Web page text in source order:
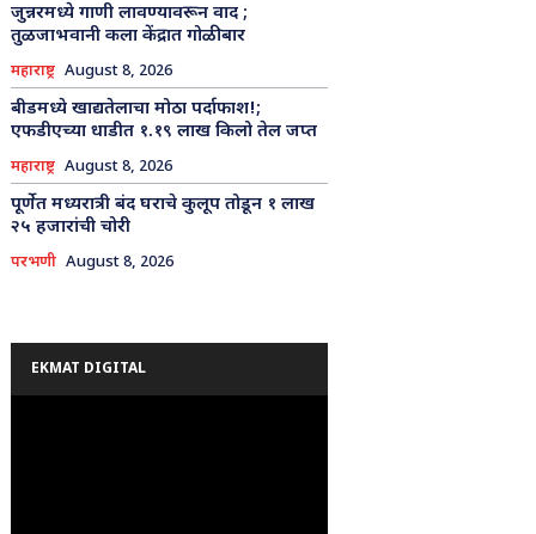
जुन्नरमध्ये गाणी लावण्यावरून वाद ;
तुळजाभवानी कला केंद्रात गोळीबार
महाराष्ट्र August 8, 2026
बीडमध्ये खाद्यतेलाचा मोठा पर्दाफाश!;
एफडीएच्या धाडीत १.१९ लाख किलो तेल जप्त
महाराष्ट्र August 8, 2026
पूर्णेत मध्यरात्री बंद घराचे कुलूप तोडून १ लाख
२५ हजारांची चोरी
परभणी August 8, 2026
EKMAT DIGITAL